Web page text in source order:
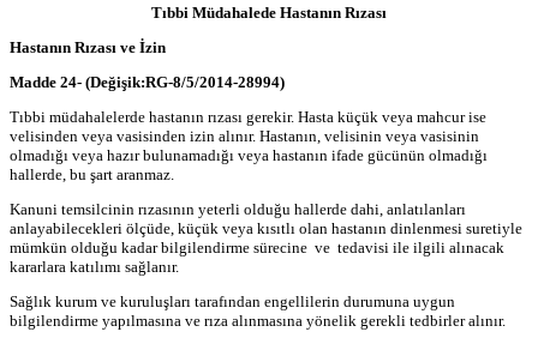
Tıbbi Müdahalede Hastanın Rızası
Hastanın Rızası ve İzin
Madde 24- (Değişik:RG-8/5/2014-28994)
Tıbbi müdahalelerde hastanın rızası gerekir. Hasta küçük veya mahcur ise
velisinden veya vasisinden izin alınır. Hastanın, velisinin veya vasisinin
olmadığı veya hazır bulunamadığı veya hastanın ifade gücünün olmadığı
hallerde, bu şart aranmaz.
Kanuni temsilcinin rızasının yeterli olduğu hallerde dahi, anlatılanları
anlayabilecekleri ölçüde, küçük veya kısıtlı olan hastanın dinlenmesi suretiyle
mümkün olduğu kadar bilgilendirme sürecine ve tedavisi ile ilgili alınacak
kararlara katılımı sağlanır.
Sağlık kurum ve kuruluşları tarafından engellilerin durumuna uygun
bilgilendirme yapılmasına ve rıza alınmasına yönelik gerekli tedbirler alınır.